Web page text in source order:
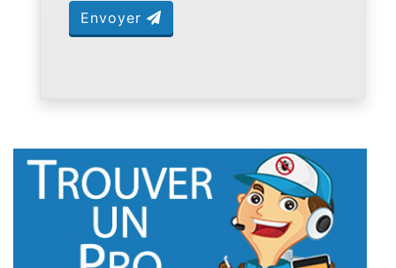
Envoyer